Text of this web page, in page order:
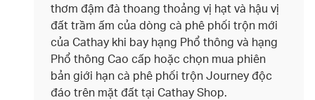
thơm đậm đà thoang thoảng vị hạt và hậu vị
đất trầm ấm của dòng cà phê phối trộn mới
của Cathay khi bay hạng Phổ thông và hạng
Phổ thông Cao cấp hoặc chọn mua phiên
bản giới hạn cà phê phối trộn Journey độc
đáo trên mặt đất tại Cathay Shop.